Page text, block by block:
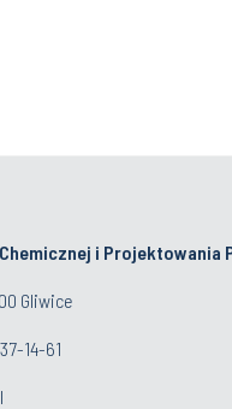
i Projektowania
Gliwice
7-14-61